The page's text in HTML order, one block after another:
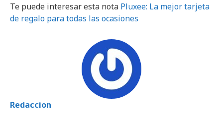
Te puede interesar esta nota Pluxee: La mejor tarjeta
de regalo para todas las ocasiones
Redaccion